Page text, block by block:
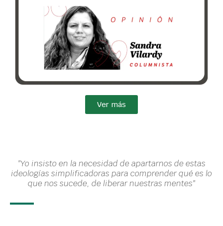
Ver más
"Yo insisto en la necesidad de apartarnos de estas
ideologías simplificadoras para comprender qué es lo
que nos sucede, de liberar nuestras mentes"